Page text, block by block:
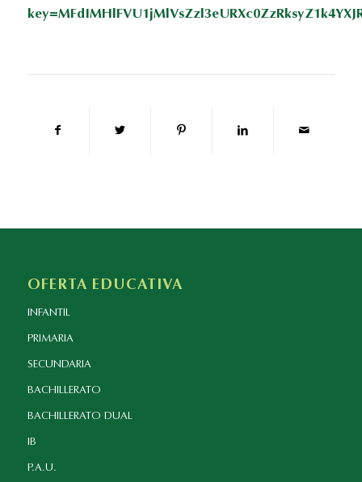
OFERTA EDUCATIVA
INFANTIL
PRIMARIA
SECUNDARIA
BACHILLERATO
BACHILLERATO DUAL
IB
P.A.U.